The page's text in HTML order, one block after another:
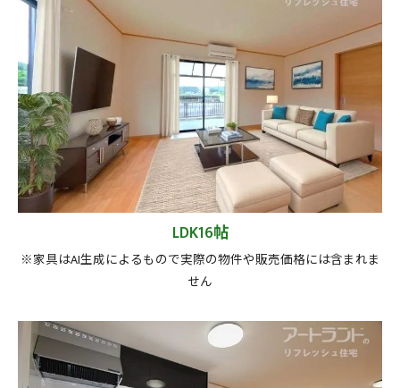
LDK16帖
※家具はAI生成によるもので実際の物件や販売価格には含まれま
せん